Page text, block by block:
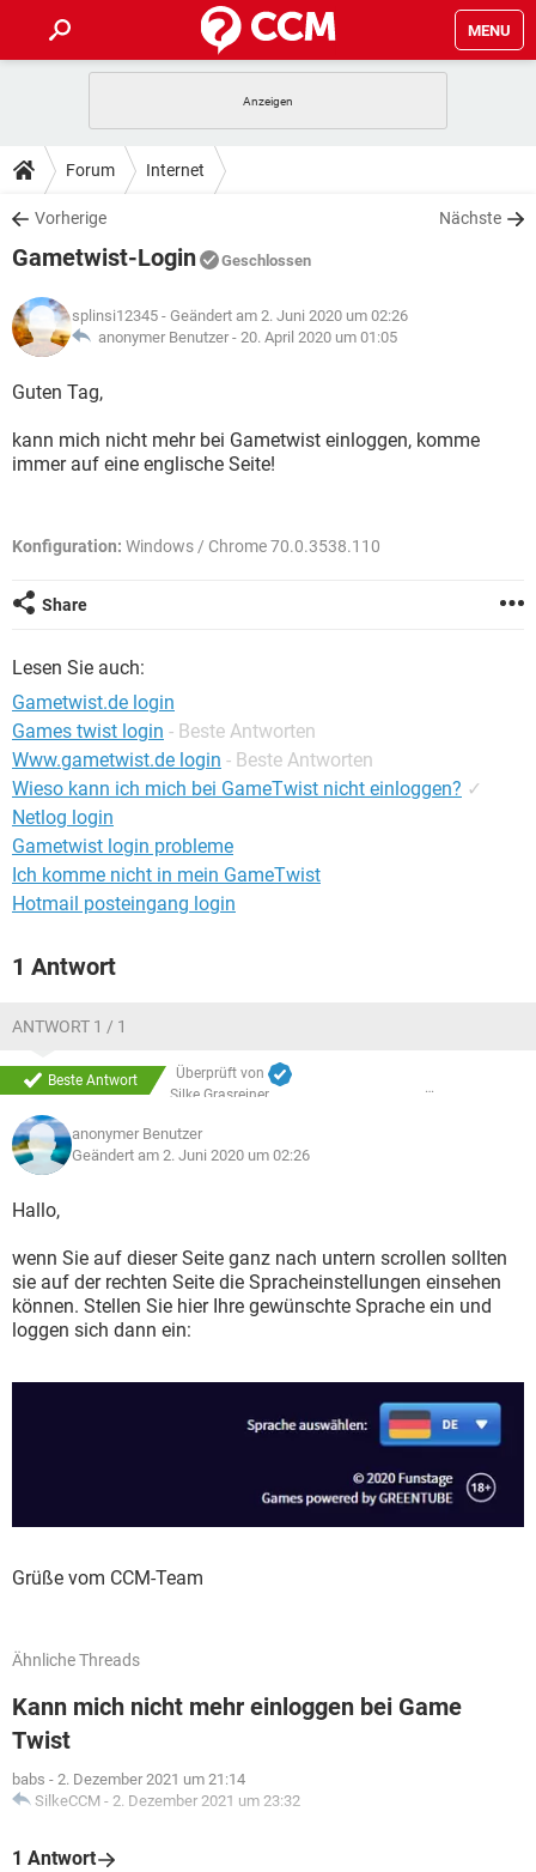
MENU
ANDROID
WINDOWS 10
WHATSAPP TIKTOK
FACEBOOK
TIPPS & TRICKS
SPIELE
WHATSAPP TIKTOK
FACEBOOK
DOWNLOADS
SPIELE STREAMING
ANDROID
WINDOWS 10 INSTAGRAM
WHATSAPP
SPIELE STREAMING
ANDROID
WINDOWS 10
WHATSAPP TIKTOK
LEXIKON
SPIELE
WINDOWS 10
FACEBOOK HARDWARE
Forum Internet
Vorherige Nächste
Gametwist-Login Geschlossen
splinsi12345 - Geändert am 2. Juni 2020 um 02:26
anonymer Benutzer - 20. April 2020 um 01:05
Guten Tag,
kann mich nicht mehr bei Gametwist einloggen, komme
immer auf eine englische Seite!
Konfiguration: Windows / Chrome 70.0.3538.110
Share
Lesen Sie auch:
Gametwist.de login
Games twist login - Beste Antworten
Www.gametwist.de login - Beste Antworten
Wieso kann ich mich bei GameTwist nicht einloggen? ✓
Netlog login
Gametwist login probleme
Ich komme nicht in mein GameTwist
Hotmail posteingang login
1 Antwort
ANTWORT 1 / 1
Beste Antwort
Überprüft von
Silke Grasreiner
anonymer Benutzer
Geändert am 2. Juni 2020 um 02:26
Hallo,
wenn Sie auf dieser Seite ganz nach untern scrollen sollten
sie auf der rechten Seite die Spracheinstellungen einsehen
können. Stellen Sie hier Ihre gewünschte Sprache ein und
loggen sich dann ein:
Grüße vom CCM-Team
Ähnliche Threads
Kann mich nicht mehr einloggen bei Game
Twist
babs - 2. Dezember 2021 um 21:14
SilkeCCM - 2. Dezember 2021 um 23:32
1 Antwort